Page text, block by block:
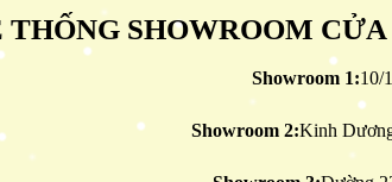
THỐNG SHOWROOM
Showroom 1:10/
Showroom 2:Kinh